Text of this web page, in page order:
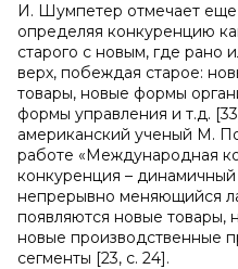
И. Шумпетер отмечает еще
определяя конкуренцию
старого с новым, где рано
верх, побеждая старое:
товары, новые формы
формы управления и т.д.
американский ученый М.
работе «Международная
конкуренция –
непрерывно меняющийся
появляются новые товары,
новые производственные
сегменты [23, с. 24].